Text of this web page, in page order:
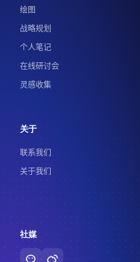
绘图
战略规划
个人笔记
在线研讨会
灵感收集
关于
联系我们
关于我们
社媒